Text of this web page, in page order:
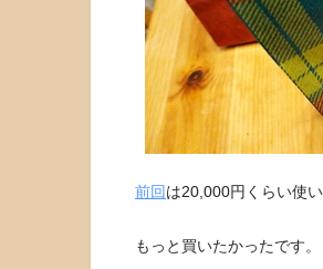
前回は20,000円くらい使
もっと買いたかったです。